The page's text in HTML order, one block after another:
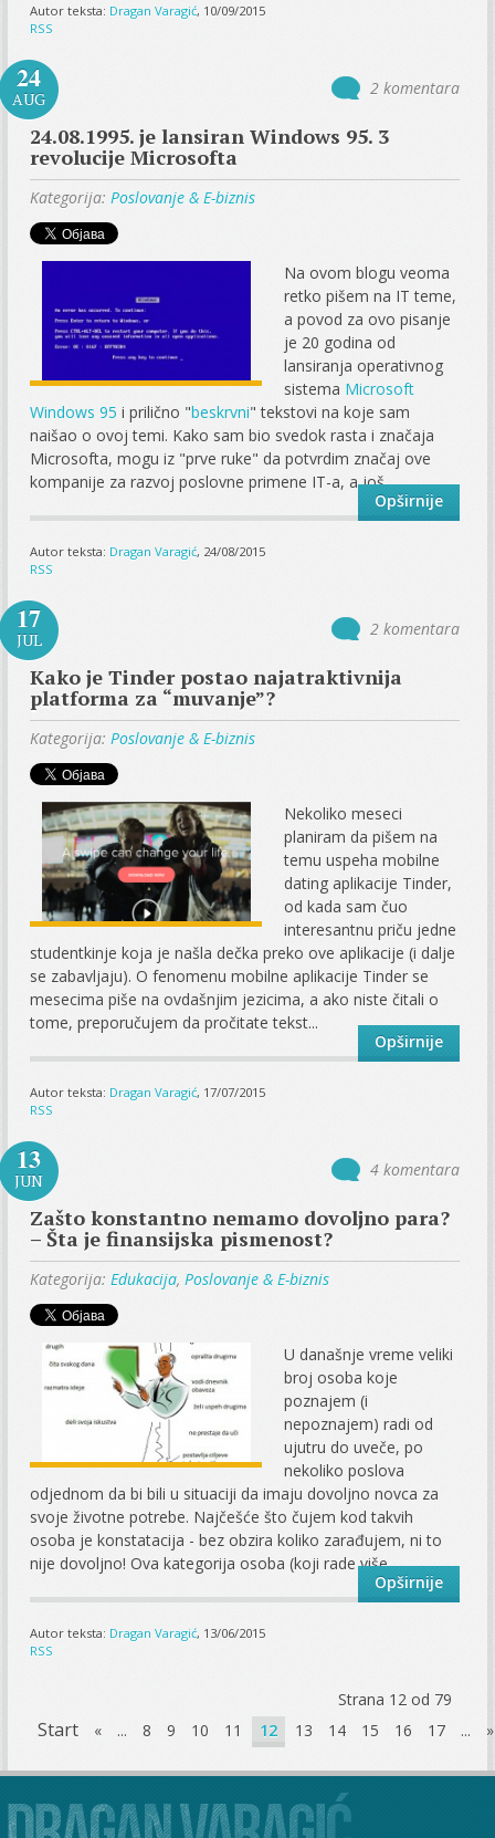
Autor teksta: Dragan Varagić, 10/09/2015
RSS
24
AUG
2 komentara
24.08.1995. je lansiran Windows 95. 3
revolucije Microsofta
Kategorija: Poslovanje & E-biznis
Na ovom blogu veoma
retko pišem na IT teme,
a povod za ovo pisanje
je 20 godina od
lansiranja operativnog
sistema Microsoft
Windows 95 i prilično "beskrvni" tekstovi na koje sam
naišao o ovoj temi. Kako sam bio svedok rasta i značaja
Microsofta, mogu iz "prve ruke" da potvrdim značaj ove
kompanije za razvoj poslovne primene IT-a, a još...
Opširnije
Autor teksta: Dragan Varagić, 24/08/2015
RSS
17
JUL
2 komentara
Kako je Tinder postao najatraktivnija
platforma za “muvanje”?
Kategorija: Poslovanje & E-biznis
Nekoliko meseci
planiram da pišem na
temu uspeha mobilne
dating aplikacije Tinder,
od kada sam čuo
interesantnu priču jedne
studentkinje koja je našla dečka preko ove aplikacije (i dalje
se zabavljaju). O fenomenu mobilne aplikacije Tinder se
mesecima piše na ovdašnjim jezicima, a ako niste čitali o
tome, preporučujem da pročitate tekst...
Opširnije
Autor teksta: Dragan Varagić, 17/07/2015
RSS
13
JUN
4 komentara
Zašto konstantno nemamo dovoljno para?
– Šta je finansijska pismenost?
Kategorija:Edukacija, Poslovanje & E-biznis
U današnje vreme veliki
broj osoba koje
poznajem (i
nepoznajem) radi od
ujutru do uveče, po
nekoliko poslova
odjednom da bi bili u situaciji da imaju dovoljno novca za
svoje životne potrebe. Najčešće što čujem kod takvih
osoba je konstatacija - bez obzira koliko zarađujem, ni to
nije dovoljno! Ova kategorija osoba (koji rade više...
Opširnije
Autor teksta: Dragan Varagić, 13/06/2015
RSS
Strana 12 od 79
Start « ... 8 9 10 11 12 13 14 15 16 17 ... »